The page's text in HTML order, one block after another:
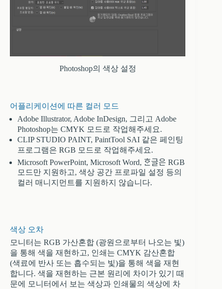
Photoshop의 색상 설정
어플리케이션에 따른 컬러 모드
Adobe Illustrator, Adobe InDesign, 그리고 Adobe
Photoshop는 CMYK 모드로 작업해주세요.
CLIP STUDIO PAINT, PaintTool SAI 같은 페인팅
프로그램은 RGB 모드로 작업해주세요.
Microsoft PowerPoint, Microsoft Word, ᄒᆞᆫ글은 RGB
모드만 지원하고, 색상 공간 프로파일 설정 등의
컬러 매니지먼트를 지원하지 않습니다.
색상 오차
모니터는 RGB 가산혼합 (광원으로부터 나오는 빛)
을 통해 색을 재현하고, 인쇄는 CMYK 감산혼합
(색료에 반사 또는 흡수되는 빛)을 통해 색을 재현
합니다. 색을 재현하는 근본 원리에 차이가 있기 때
문에 모니터에서 보는 색상과 인쇄물의 색상에 차